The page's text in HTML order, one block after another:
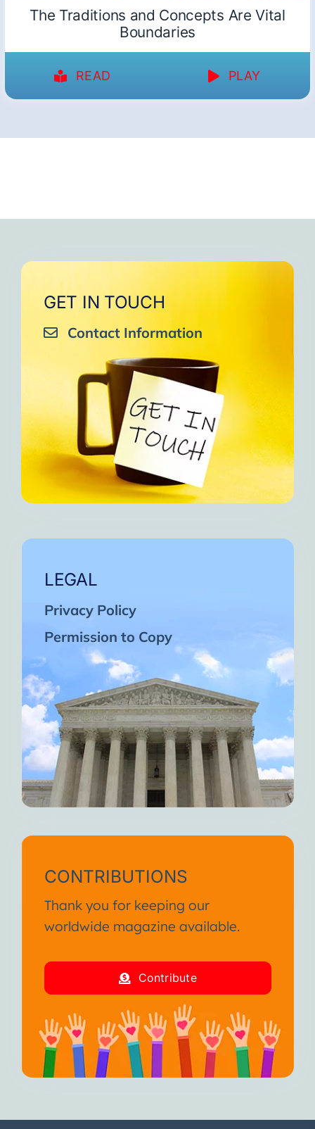
The Traditions and Concepts Are Vital
Boundaries
READ PLAY
GET IN TOUCH
Contact Information
LEGAL
Privacy Policy
Permission to Copy
CONTRIBUTIONS
Thank you for keeping our
worldwide magazine available.
Contribute